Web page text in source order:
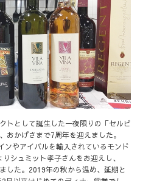
トとして誕生した一夜限りの「セルビ
おかげさまで7周年を迎えました。
ンやアイバルを輸入されているモンド
シュミット孝子さんをお迎えし、
した。2019年の秋から温め、延期と